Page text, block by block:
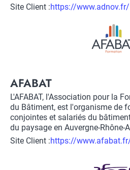
Site Client :Lien
https://www.adnov.fr/
Title
AFABAT
Description
L'AFABAT, l'Association pour la
du Bâtiment, est l'organisme de
conjointes et salariés du
du paysage en Auvergne-Rhône-
Site Client :Lien
https://